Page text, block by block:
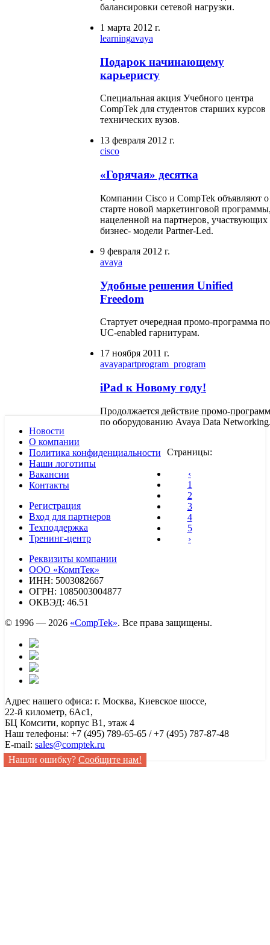
балансировки сетевой нагрузки.
1 марта 2012 г.
learningavaya
Подарок начинающему
карьеристу
Специальная акция Учебного центра
CompTek для студентов старших курсов
технических вузов.
13 февраля 2012 г.
cisco
«Горячая» десятка
Компании Cisco и CompTek объявляют о
старте новой маркетинговой
нацеленной на партнеров, участвующих
бизнес- модели Partner-Led.
9 февраля 2012 г.
avaya
Удобные решения Unified
Freedom
Стартует очередная промо-программа по
UC-enabled гарнитурам.
17 ноября 2011 г.
avayapartprogram_program
iPad к Новому году!
Продолжается действие промо-
по оборудованию Avaya Data
Страницы:
‹
1
2
3
4
5
›
Новости
О компании
Политика конфиденциальности
Наши логотипы
Вакансии
Контакты
Регистрация
Вход для партнеров
Техподдержка
Тренинг-центр
Реквизиты компании
ООО «КомпТек»
ИНН: 5003082667
ОГРН: 1085003004877
ОКВЭД: 46.51
© 1996 — 2026 «CompTek». Все права защищены.
Адрес нашего офиса: г. Москва, Киевское шоссе,
22-й километр, 6Ас1,
БЦ Комсити, корпус B1, этаж 4
Наш телефоны: +7 (495) 789-65-65 / +7 (495) 787-87-48
E-mail: sales@comptek.ru
Нашли ошибку? Сообщите нам!